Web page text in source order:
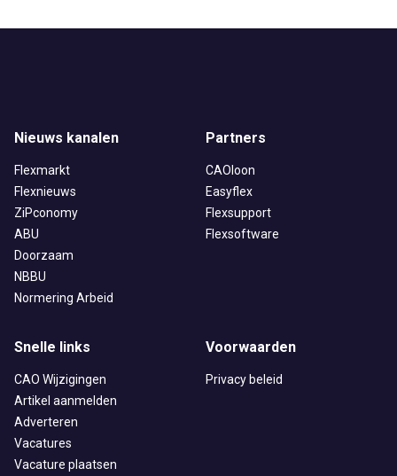
Nieuws kanalen
Flexmarkt
Flexnieuws
ZiPconomy
ABU
Doorzaam
NBBU
Normering Arbeid
Partners
CAOloon
Easyflex
Flexsupport
Flexsoftware
Snelle links
CAO Wijzigingen
Artikel aanmelden
Adverteren
Vacatures
Vacature plaatsen
Voorwaarden
Privacy beleid